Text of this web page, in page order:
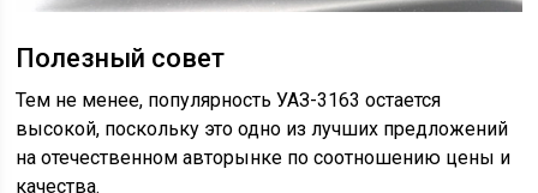
Полезный совет
Тем не менее, популярность УАЗ-3163 остается
высокой, поскольку это одно из лучших предложений
на отечественном авторынке по соотношению цены и
качества.